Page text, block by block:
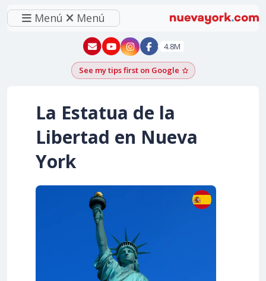
Menú Menú
New York - YouTube
New York - Instagram
4.8M
See my tips first on GoogleAdd as a Google
La Estatua de la
Libertad en Nueva
York